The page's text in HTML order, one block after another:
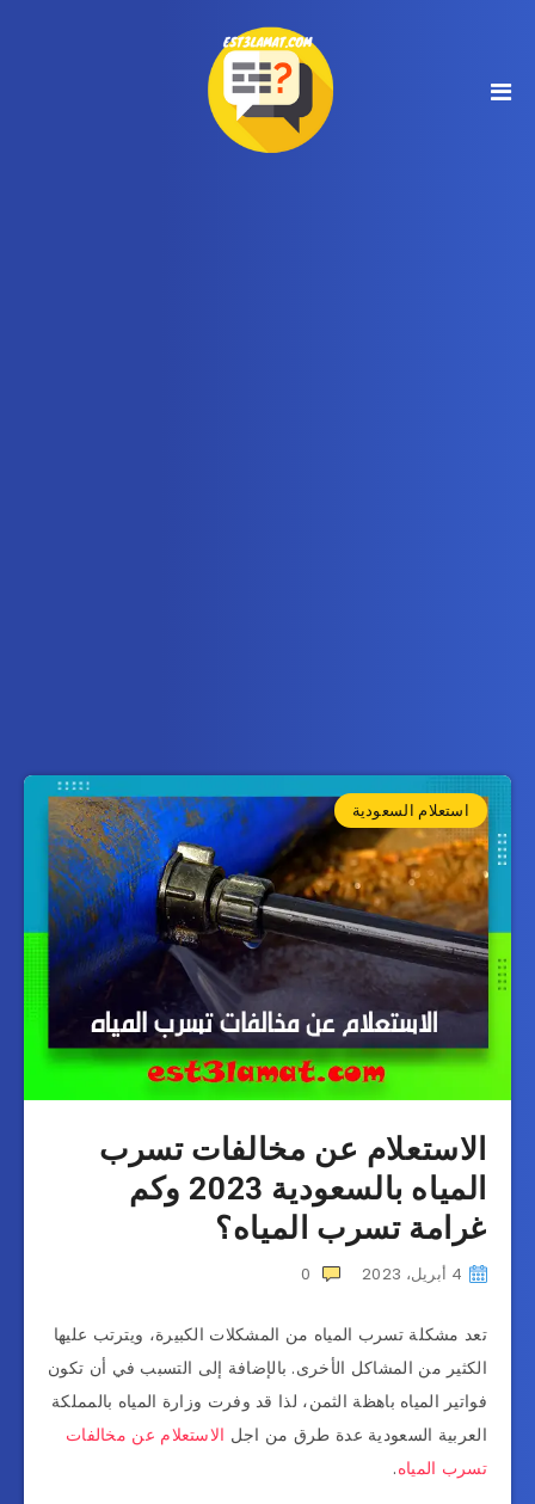
استعلام السعودية
الاستعلام عن مخالفات تسرب
المياه بالسعودية 2023 وكم
غرامة تسرب المياه؟
4 أبريل، 2023 0
تعد مشكلة تسرب المياه من المشكلات الكبيرة، ويترتب عليها
الكثير من المشاكل الأخرى. بالإضافة إلى التسبب في أن تكون
فواتير المياه باهظة الثمن، لذا قد وفرت وزارة المياه بالمملكة
العربية السعودية عدة طرق من اجل الاستعلام عن مخالفات
تسرب المياه.